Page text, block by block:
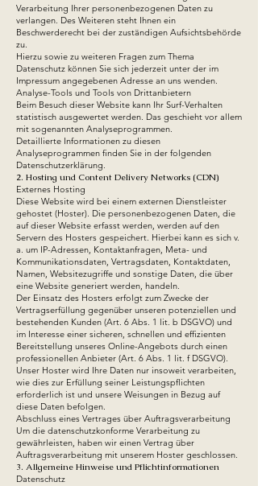
Verarbeitung Ihrer personenbezogenen Daten zu
verlangen. Des Weiteren steht Ihnen ein
Beschwerderecht bei der zuständigen Aufsichtsbehörde
zu.
Hierzu sowie zu weiteren Fragen zum Thema
Datenschutz können Sie sich jederzeit unter der im
Impressum angegebenen Adresse an uns wenden.
Analyse-Tools und Tools von Dritt­anbietern
Beim Besuch dieser Website kann Ihr Surf-Verhalten
statistisch ausgewertet werden. Das geschieht vor allem
mit sogenannten Analyseprogrammen.
Detaillierte Informationen zu diesen
Analyseprogrammen finden Sie in der folgenden
Datenschutzerklärung.
2. Hosting und Content Delivery Networks (CDN)
Externes Hosting
Diese Website wird bei einem externen Dienstleister
gehostet (Hoster). Die personenbezogenen Daten, die
auf dieser Website erfasst werden, werden auf den
Servern des Hosters gespeichert. Hierbei kann es sich v.
a. um IP-Adressen, Kontaktanfragen, Meta- und
Kommunikationsdaten, Vertragsdaten, Kontaktdaten,
Namen, Websitezugriffe und sonstige Daten, die über
eine Website generiert werden, handeln.
Der Einsatz des Hosters erfolgt zum Zwecke der
Vertragserfüllung gegenüber unseren potenziellen und
bestehenden Kunden (Art. 6 Abs. 1 lit. b DSGVO) und
im Interesse einer sicheren, schnellen und effizienten
Bereitstellung unseres Online-Angebots durch einen
professionellen Anbieter (Art. 6 Abs. 1 lit. f DSGVO).
Unser Hoster wird Ihre Daten nur insoweit verarbeiten,
wie dies zur Erfüllung seiner Leistungspflichten
erforderlich ist und unsere Weisungen in Bezug auf
diese Daten befolgen.
Abschluss eines Vertrages über Auftragsverarbeitung
Um die datenschutzkonforme Verarbeitung zu
gewährleisten, haben wir einen Vertrag über
Auftragsverarbeitung mit unserem Hoster geschlossen.
3. Allgemeine Hinweise und Pflicht­informationen
Datenschutz